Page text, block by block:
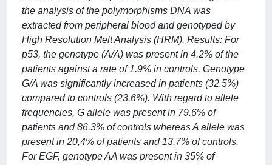
the analysis of the polymorphisms DNA was
extracted from peripheral blood and genotyped by
High Resolution Melt Analysis (HRM). Results: For
p53, the genotype (A/A) was present in 4.2% of the
patients against a rate of 1.9% in controls. Genotype
G/A was significantly increased in patients (32.5%)
compared to controls (23.6%). With regard to allele
frequencies, G allele was present in 79.6% of
patients and 86.3% of controls whereas A allele was
present in 20,4% of patients and 13.7% of controls.
For EGF, genotype AA was present in 35% of